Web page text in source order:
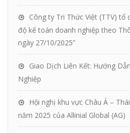
Công ty Tri Thức Việt (TTV) tổ
độ kế toán doanh nghiệp theo
ngày 27/10/2025”
Giao Dịch Liên Kết: Hướng
Nghiệp
Hội nghị khu vực Châu Á –
năm 2025 của Allinial Global (AG)